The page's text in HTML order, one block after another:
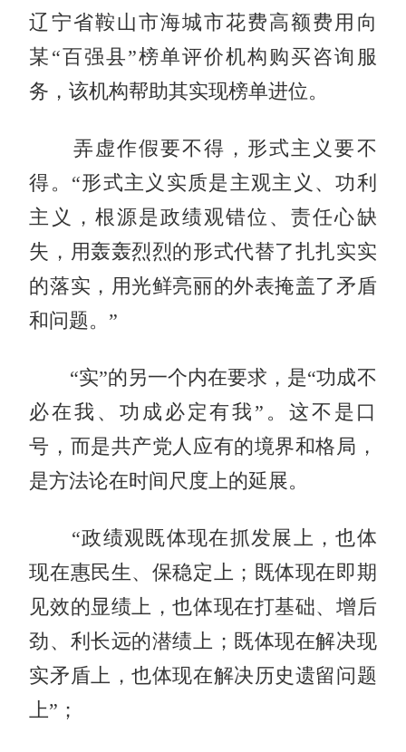
辽宁省鞍山市海城市花费高额费用向
某“百强县”榜单评价机构购买咨询服
务，该机构帮助其实现榜单进位。
弄虚作假要不得，形式主义要不
得。“形式主义实质是主观主义、功利
主义，根源是政绩观错位、责任心缺
失，用轰轰烈烈的形式代替了扎扎实实
的落实，用光鲜亮丽的外表掩盖了矛盾
和问题。”
“实”的另一个内在要求，是“功成不
必在我、功成必定有我”。这不是口
号，而是共产党人应有的境界和格局，
是方法论在时间尺度上的延展。
“政绩观既体现在抓发展上，也体
现在惠民生、保稳定上；既体现在即期
见效的显绩上，也体现在打基础、增后
劲、利长远的潜绩上；既体现在解决现
实矛盾上，也体现在解决历史遗留问题
上”；